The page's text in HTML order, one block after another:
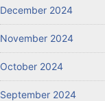
December 2024
November 2024
October 2024
September 2024